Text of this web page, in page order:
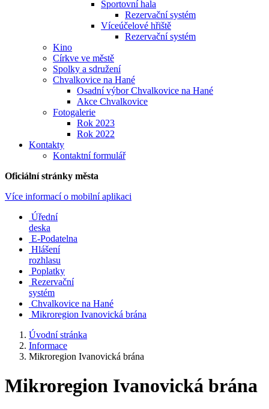
Sportovní hala
Rezervační systém
Víceúčelové hřiště
Rezervační systém
Kino
Církve ve městě
Spolky a sdružení
Chvalkovice na Hané
Osadní výbor Chvalkovice na Hané
Akce Chvalkovice
Fotogalerie
Rok 2023
Rok 2022
Kontakty
Kontaktní formulář
Oficiální stránky města
Více informací o mobilní aplikaci
Úřední
deska
E-Podatelna
Hlášení
rozhlasu
Poplatky
Rezervační
systém
Chvalkovice na Hané
Mikroregion Ivanovická brána
Úvodní stránka
Informace
Mikroregion Ivanovická brána
Mikroregion Ivanovická brána